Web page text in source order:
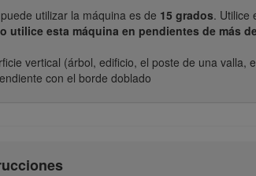
utilizar la máquina es de 15 grados. Utilice
utilice esta máquina en pendientes de más
vertical (árbol, edificio, el poste de una valla,
con el borde doblado